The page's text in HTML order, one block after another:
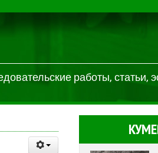
работы, статьи,